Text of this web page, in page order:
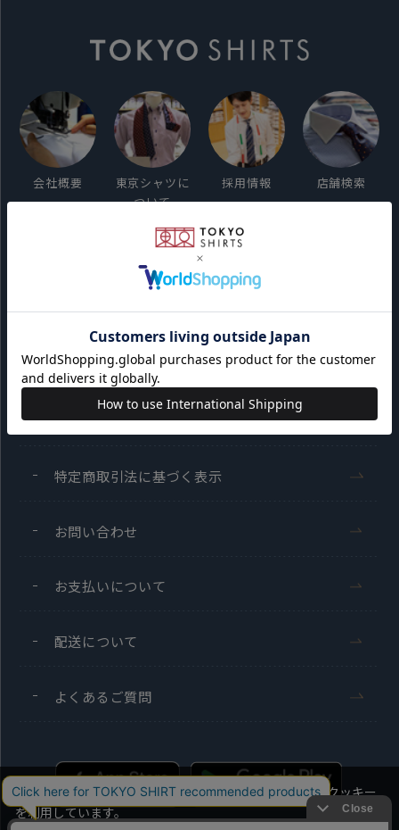
会社概要
東京シャツに
ついて
採用情報 店舗検索
サイト利用規約
会員利用規約
プライバシーポリシー
特定商取引法に基づく表示
お問い合わせ
お支払いについて
配送について
よくあるご質問
当社のウェブサイトでは、お客様の利便性向上のためにクッキー
を利用しています。